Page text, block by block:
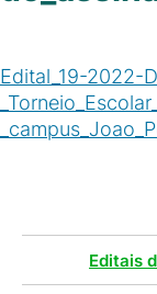
Edital_19-2022-
Editais